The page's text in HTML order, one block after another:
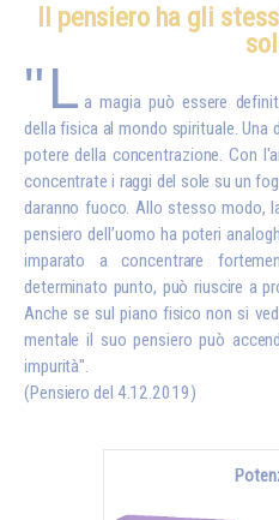
Il pensiero ha gli
"L a magia può essere
della fisica al mondo spirituale. Una
potere della concentrazione. Con
concentrate i raggi del sole su un
daranno fuoco. Allo stesso modo,
pensiero dell’uomo ha poteri
imparato a concentrare
determinato punto, può riuscire a
Anche se sul piano fisico non si
mentale il suo pensiero può
impurità".
(Pensiero del 4.12.2019)